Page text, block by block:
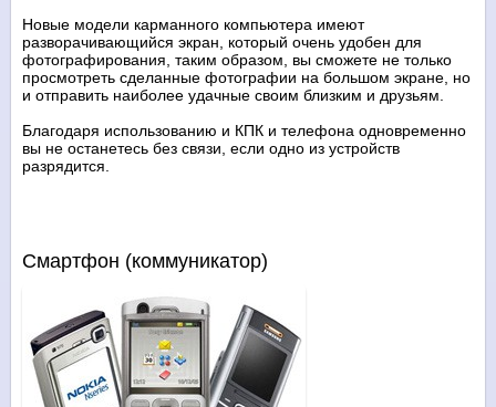
Новые модели карманного компьютера имеют
разворачивающийся экран, который очень удобен для
фотографирования, таким образом, вы сможете не только
просмотреть сделанные фотографии на большом экране, но
и отправить наиболее удачные своим близким и друзьям.
Благодаря использованию и КПК и телефона одновременно
вы не останетесь без связи, если одно из устройств
разрядится.
Смартфон (коммуникатор)